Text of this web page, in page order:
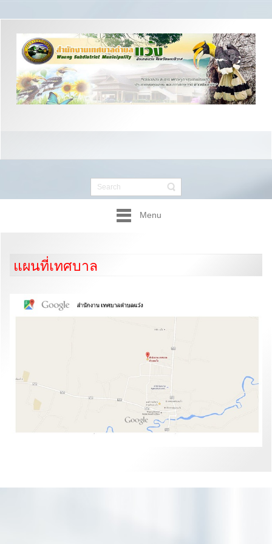
Menu
แผนที่เทศบาล